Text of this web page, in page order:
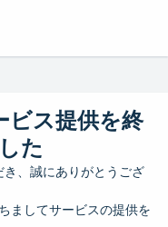
ビス提供を終
た
、誠にありがとうござ
ましてサービスの提供を